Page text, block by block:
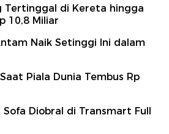
Tertinggal di Kereta hingga
10,8 Miliar
Naik Setinggi Ini dalam
Piala Dunia Tembus Rp
Diobral di Transmart Full